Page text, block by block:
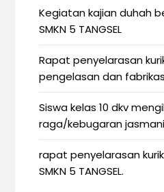
Kegiatan kajian duhah
SMKN 5 TANGSEL
Rapat penyelarasan
pengelasan dan
Siswa kelas 10 dkv
raga/kebugaran
rapat penyelarasan
SMKN 5 TANGSEL.